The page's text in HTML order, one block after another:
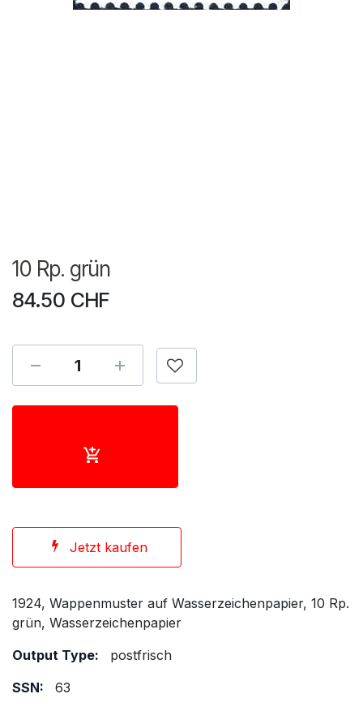
10 Rp. grün
84.50 CHF
Jetzt kaufen
1924, Wappenmuster auf Wasserzeichenpapier, 10 Rp.
grün, Wasserzeichenpapier
Output Type:
postfrisch
SSN:
63